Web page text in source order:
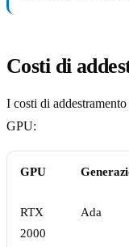
Costi di
I costi di
GPU:
GPU
RTX
2000
Ada